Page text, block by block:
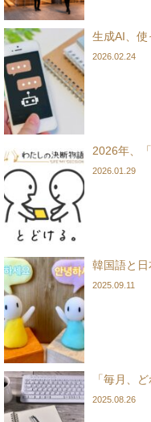
生成AI、使
2026.02.24
2026年、
2026.01.29
韓国語と日
2025.09.11
「毎月、
2025.08.26